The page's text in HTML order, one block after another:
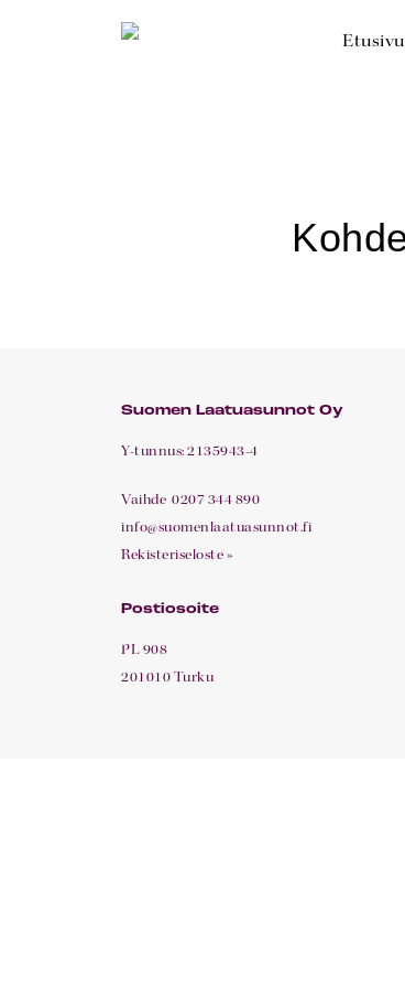
Etusivu
Suomen Laatuasunnot Oy
Y-tunnus: 2135943-4
Vaihde 0207 344 890
info@suomenlaatuasunnot.fi
Rekisteriseloste »
Postiosoite
PL 908
201010 Turku